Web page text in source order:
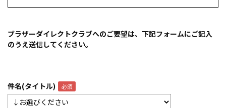
ブラザーダイレクトクラブへのご要望は、下記フォームにご記入
のうえ送信してください。
件名(タイトル)